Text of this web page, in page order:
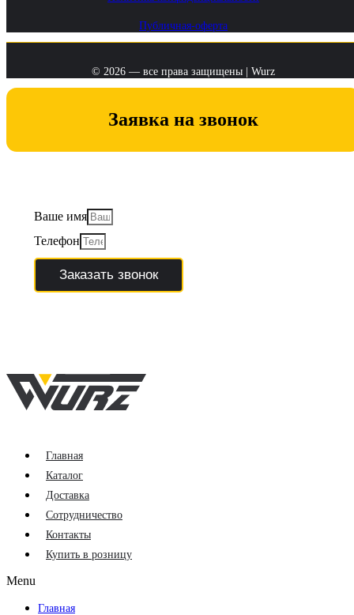
Публичная-оферта
© 2026 — все права защищены | Wurz
Заявка на звонок
Ваше имя
Телефон
Заказать звонок
Главная
Каталог
Доставка
Сотрудничество
Контакты
Купить в розницу
Menu
Главная